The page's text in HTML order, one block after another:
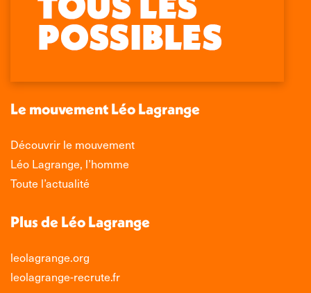
Facebook
s'ouvre
une
fenêtre
page
X
s'ouvre
une
fenêtre
page
LinkedIn
s'ouvre
une
fenêtre
page
Instagram
s'ouvre
une
nouvelle
fenêtre
Le mouvement Léo Lagrange
Découvrir le mouvement
Léo Lagrange, l’homme
Toute l’actualité
Plus de Léo Lagrange
leolagrange.org
leolagrange-recrute.fr